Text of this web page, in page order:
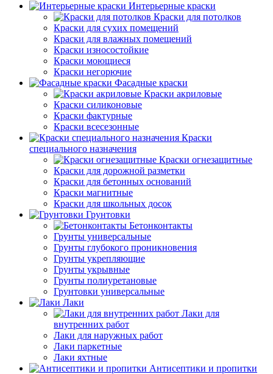
Интерьерные краски
Краски для потолков
Краски для сухих помещений
Краски для влажных помещений
Краски износостойкие
Краски моющиеся
Краски негорючие
Фасадные краски
Краски акриловые
Краски силиконовые
Краски фактурные
Краски всесезонные
Краски
специального назначения
Краски огнезащитные
Краски для дорожной разметки
Краски для бетонных оснований
Краски магнитные
Краски для школьных досок
Грунтовки
Бетонконтакты
Грунты универсальные
Грунты глубокого проникновения
Грунты укрепляющие
Грунты укрывные
Грунты полиуретановые
Грунтовки универсальные
Лаки
Лаки для
внутренних работ
Лаки для наружных работ
Лаки паркетные
Лаки яхтные
Антисептики и пропитки